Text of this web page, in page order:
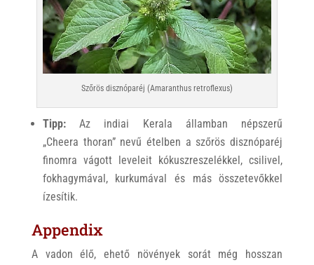
Szőrös disznóparéj (Amaranthus retroflexus)
Tipp:Az indiai Kerala államban népszerű
„Cheera thoran” nevű ételben a szőrös disznóparéj
finomra vágott leveleit kókuszreszelékkel, csilivel,
fokhagymával, kurkumával és más összetevőkkel
ízesítik.
Appendix
A vadon élő, ehető növények sorát még hosszan